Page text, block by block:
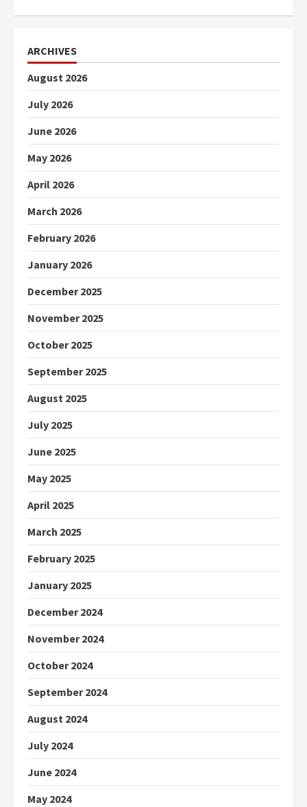
ARCHIVES
August 2026
July 2026
June 2026
May 2026
April 2026
March 2026
February 2026
January 2026
December 2025
November 2025
October 2025
September 2025
August 2025
July 2025
June 2025
May 2025
April 2025
March 2025
February 2025
January 2025
December 2024
November 2024
October 2024
September 2024
August 2024
July 2024
June 2024
May 2024